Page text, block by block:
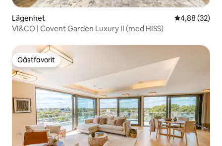
Lägenhet 4,88 av 5 i
4,88 (32)
VI&CO | Covent Garden Luxury II (med HISS)
Gästfavorit
Gästfavorit